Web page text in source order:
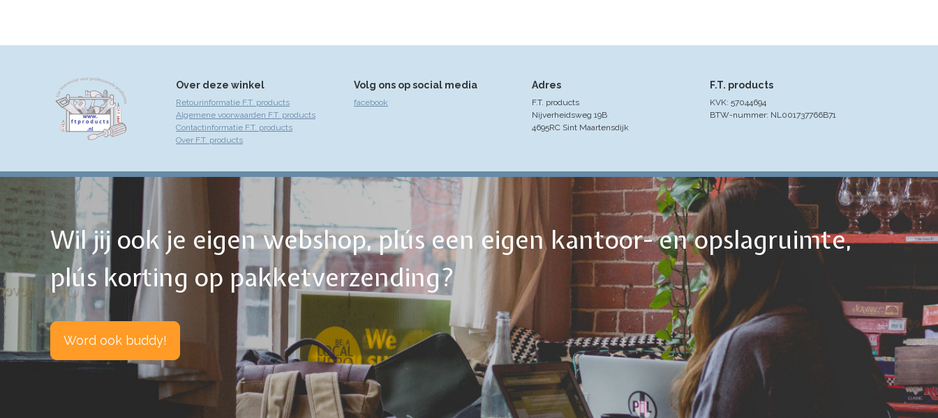
Over deze winkel
Retourinformatie F.T. products
Algemene voorwaarden F.T. products
Contactinformatie F.T. products
Over F.T. products
Volg ons op social media
facebook
Adres
F.T. products
Nijverheidsweg 19B
4695RC Sint Maartensdijk
F.T. products
KVK: 57044694
BTW-nummer: NL001737766B71
Wil jij ook je eigen webshop, plús een eigen kantoor- en opslagruimte,
plús korting op pakketverzending?
Word ook buddy!